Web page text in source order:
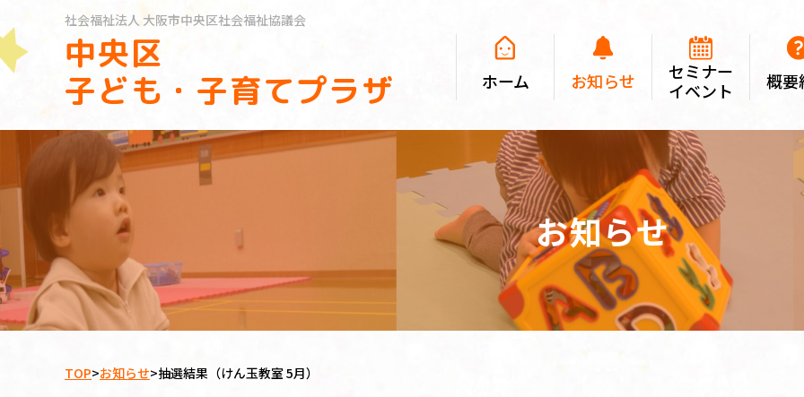
社会福祉法人大阪市中央区社会福祉協議会
中央区
子ども・子育てプラザ
ホーム お知らせ
セミナー
イベント
概要
お知らせ
TOP>お知らせ>抽選結果（けん玉教室 5月）